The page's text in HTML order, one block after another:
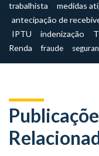
trabalhista
medidas
antecipação de
IPTU
indenização
Renda
fraude